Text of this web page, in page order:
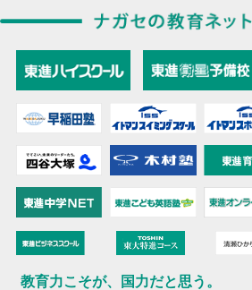
教育力こそが、国力だと思う。